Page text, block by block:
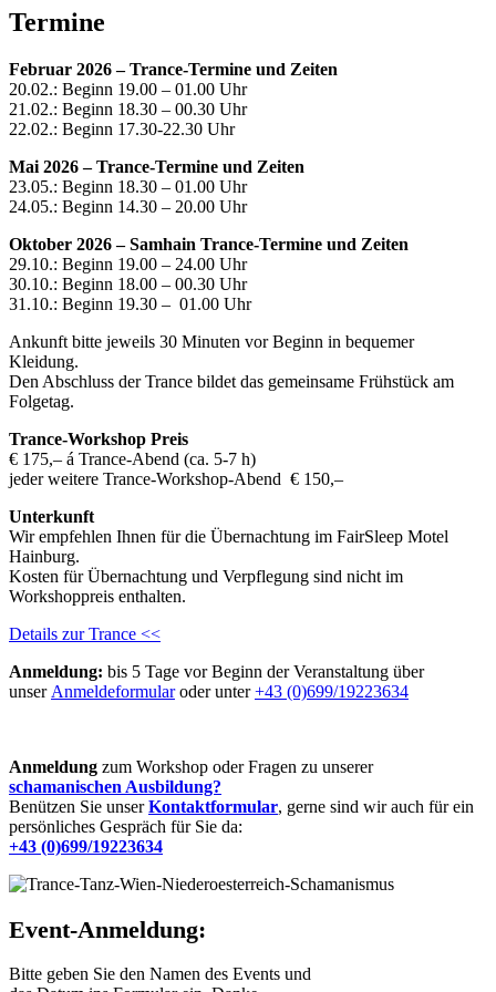
Termine
Februar 2026 – Trance-Termine und Zeiten
20.02.: Beginn 19.00 – 01.00 Uhr
21.02.: Beginn 18.30 – 00.30 Uhr
22.02.: Beginn 17.30-22.30 Uhr
Mai 2026 – Trance-Termine und Zeiten
23.05.: Beginn 18.30 – 01.00 Uhr
24.05.: Beginn 14.30 – 20.00 Uhr
Oktober 2026 – Samhain Trance-Termine und Zeiten
29.10.: Beginn 19.00 – 24.00 Uhr
30.10.: Beginn 18.00 – 00.30 Uhr
31.10.: Beginn 19.30 – 01.00 Uhr
Ankunft bitte jeweils 30 Minuten vor Beginn in bequemer
Kleidung.
Den Abschluss der Trance bildet das gemeinsame Frühstück am
Folgetag.
Trance-Workshop Preis
€ 175,– á Trance-Abend (ca. 5-7 h)
jeder weitere Trance-Workshop-Abend € 150,–
Unterkunft
Wir empfehlen Ihnen für die Übernachtung im FairSleep Motel
Hainburg.
Kosten für Übernachtung und Verpflegung sind nicht im
Workshoppreis enthalten.
Details zur Trance <<
Anmeldung: bis 5 Tage vor Beginn der Veranstaltung über
unser Anmeldeformularoder unter+43 (0)699/19223634
Anmeldung zum Workshop oder Fragen zu unserer
schamanischen Ausbildung?
Benützen Sie unserKontaktformular, gerne sind wir auch für ein
persönliches Gespräch für Sie da:
+43 (0)699/19223634
Event-Anmeldung:
Bitte geben Sie den Namen des Events und